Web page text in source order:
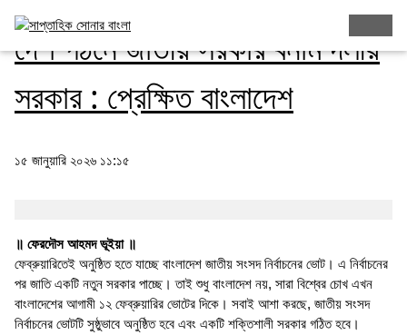
দেশ গঠনে জাতীয় সরকার বনাম দলীয়
সরকার : প্রেক্ষিত বাংলাদেশ
১৫ জানুয়ারি ২০২৬ ১১:১৫
॥ ফেরদৌস আহমদ ভূইয়া ॥
ফেব্রুয়ারিতেই অনুষ্ঠিত হতে যাচ্ছে বাংলাদেশ জাতীয় সংসদ নির্বাচনের ভোট। এ নির্বাচনের
পর জাতি একটি নতুন সরকার পাচ্ছে। তাই শুধু বাংলাদেশ নয়, সারা বিশ্বের চোখ এখন
বাংলাদেশের আগামী ১২ ফেব্রুয়ারির ভোটের দিকে। সবাই আশা করছে, জাতীয় সংসদ
নির্বাচনের ভোটটি সুষ্ঠুভাবে অনুষ্ঠিত হবে এবং একটি শক্তিশালী সরকার গঠিত হবে।